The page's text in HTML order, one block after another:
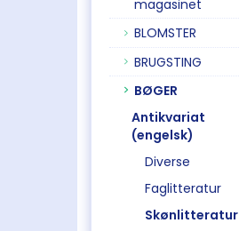
magasinet
BLOMSTER
BRUGSTING
BØGER
Antikvariat
(engelsk)
Diverse
Faglitteratur
Skønlitteratur